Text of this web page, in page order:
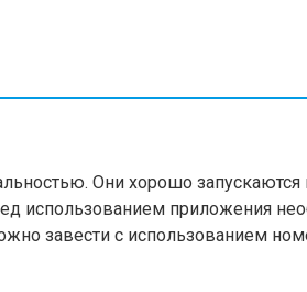
Они хорошо
использованием приложения
завести с использованием